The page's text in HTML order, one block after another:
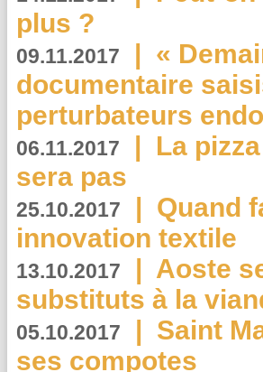
plus ?
09.11.2017 | «
documentaire
perturbateurs
06.11.2017 | La
sera pas
25.10.2017 | Quand
innovation textile
13.10.2017 | Aoste
substituts à la
05.10.2017 | Saint
ses compotes